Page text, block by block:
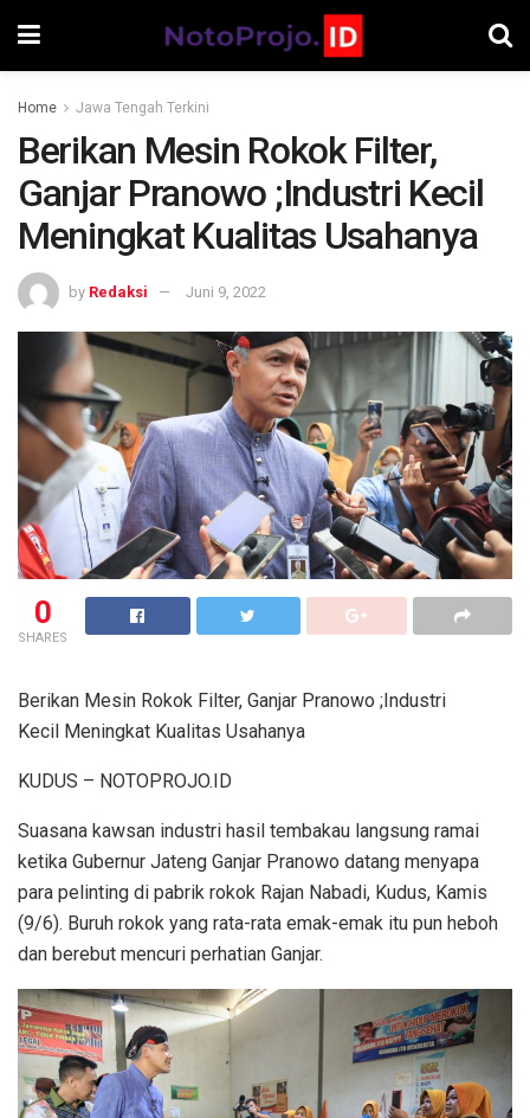
Home Jawa Tengah Terkini
Berikan Mesin Rokok Filter,
Ganjar Pranowo ;Industri Kecil
Meningkat Kualitas Usahanya
by Redaksi Juni 9, 2022
0
SHARES
Berikan Mesin Rokok Filter, Ganjar Pranowo ;Industri
Kecil Meningkat Kualitas Usahanya
KUDUS – NOTOPROJO.ID
Suasana kawsan industri hasil tembakau langsung ramai
ketika Gubernur Jateng Ganjar Pranowo datang menyapa
para pelinting di pabrik rokok Rajan Nabadi, Kudus, Kamis
(9/6). Buruh rokok yang rata-rata emak-emak itu pun heboh
dan berebut mencuri perhatian Ganjar.